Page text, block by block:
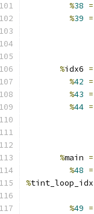
%38 =
%39 =
%idx6 =
%42 =
%43 =
%44 =
%main =
%48 =
%tint_loop_idx
%49 =